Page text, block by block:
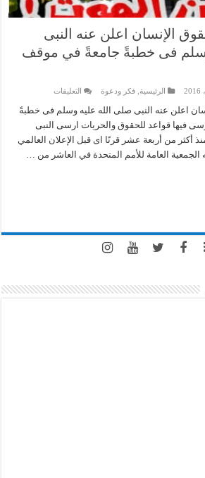
الإنسان اعلن عنه النبى
فى خطبةً جامعةً في موقف
الرئيسية فكر ودعوة التعليقاتعلى
ودستور
الإنسان
اعلن
عنه
النبى
موقف
اعلن عنه النبى صلى الله عليه وسلم فى خطبةً
فيها قواعد للحقوق والحريات ارسى النبى
أكثر من أربعة عشر قرنًا اى قبل الإعلان العالمي
الجمعية العامة للأمم المتحدة في العاشر من …